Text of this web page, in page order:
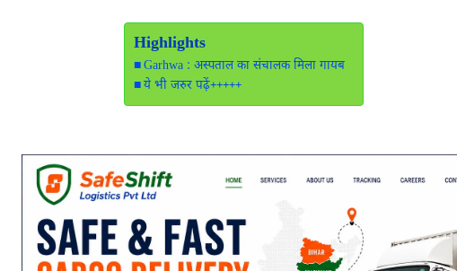
Highlights
Garhwa : अस्पताल का संचालक मिला गायब
ये भी जरुर पढ़ें+++++